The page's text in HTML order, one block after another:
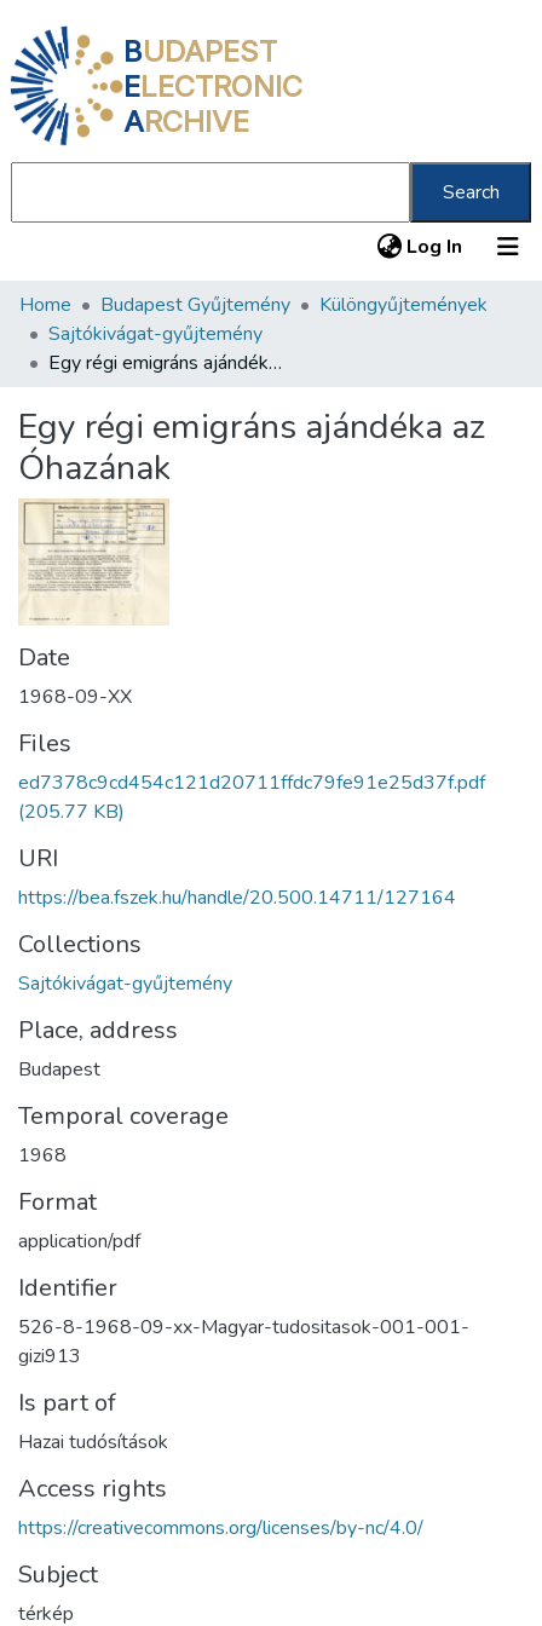
BUDAPEST
ELECTRONIC
ARCHIVE
Search
Log In (current)
Communities & Collections
All of DSpace
About us
Home Budapest Gyűjtemény
Különgyűjtemények
Sajtókivágat-gyűjtemény
Egy régi emigráns ajándéka az Óhazának
Egy régi emigráns ajándéka az
Óhazának
Date
1968-09-XX
Files
ed7378c9cd454c121d20711ffdc79fe91e25d37f.pdf
(205.77 KB)
URI
https://bea.fszek.hu/handle/20.500.14711/127164
Collections
Sajtókivágat-gyűjtemény
Place, address
Budapest
Temporal coverage
1968
Format
application/pdf
Identifier
526-8-1968-09-xx-Magyar-tudositasok-001-001-
gizi913
Is part of
Hazai tudósítások
Access rights
https://creativecommons.org/licenses/by-nc/4.0/
Subject
térkép